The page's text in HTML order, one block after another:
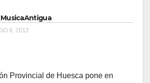
MusicaAntigua
6, 2012
Provincial de Huesca pone en